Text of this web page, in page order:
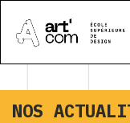
NOS